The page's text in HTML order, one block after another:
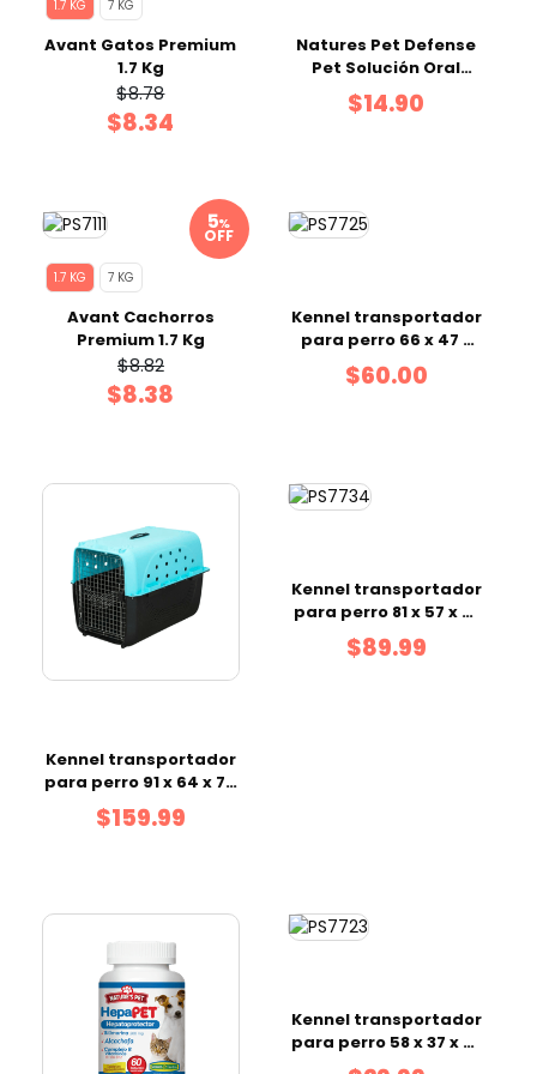
1.7 KG 7 KG
Avant Gatos Premium
1.7 Kg
$8.78
$8.34
Natures Pet Defense
Pet Solución Oral
Frasco 120 ml
$14.90
%
OFF
1.7 KG 7 KG
Avant Cachorros
Premium 1.7 Kg
$8.82
$8.38
Kennel transportador
para perro 66 x 47 x
53 cm
$60.00
Kennel transportador
para perro 91 x 64 x 75
cm
$159.99
Kennel transportador
para perro 81 x 57 x 61
cm
$89.99
Kennel transportador
para perro 58 x 37 x 37
cm